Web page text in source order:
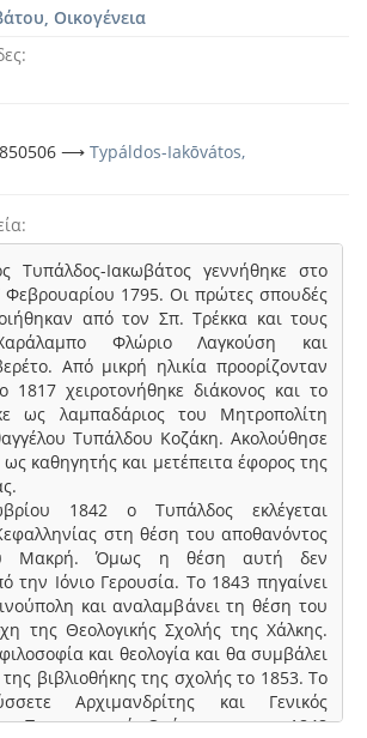
Οικογένεια
⟶ Typáldos-Iakōvátos,
Τυπάλδος-Ιακωβάτος γεννήθηκε στο
Φεβρουαρίου 1795. Οι πρώτες σπουδές
από τον Σπ. Τρέκκα και τους
Φλώριο Λαγκούση και
Από μικρή ηλικία προορίζονταν
1817 χειροτονήθηκε διάκονος και το
ως λαμπαδάριος του Μητροπολίτη
Τυπάλδου Κοζάκη. Ακολούθησε
καθηγητής και μετέπειτα έφορος της
1842 ο Τυπάλδος εκλέγεται
στη θέση του αποθανόντος
Μακρή. Όμως η θέση αυτή δεν
την Ιόνιο Γερουσία. Το 1843 πηγαίνει
και αναλαμβάνει τη θέση του
της Θεολογικής Σχολής της Χάλκης.
και θεολογία και θα συμβάλει
βιβλιοθήκης της σχολής το 1853. Το
Αρχιμανδρίτης και Γενικός
Πατριαρχικού Θρόνου και το 1848